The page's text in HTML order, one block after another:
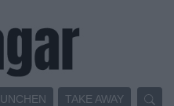
TAKE AWAY